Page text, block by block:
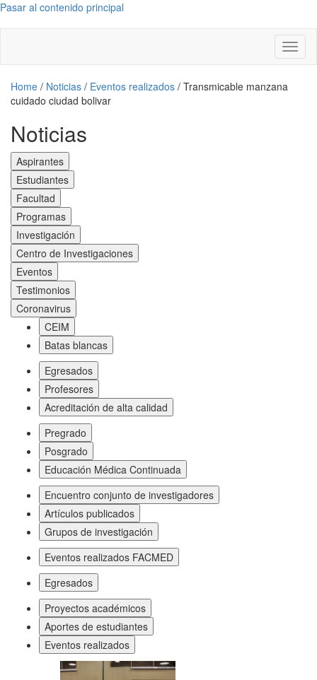
Pasar al contenido principal
Home / Noticias / Eventos realizados / Transmicable manzana
cuidado ciudad bolivar
Noticias
Aspirantes
Estudiantes
Facultad
Programas
Investigación
Centro de Investigaciones
Eventos
Testimonios
Coronavirus
CEIM
Batas blancas
Egresados
Profesores
Acreditación de alta calidad
Pregrado
Posgrado
Educación Médica Continuada
Encuentro conjunto de investigadores
Artículos publicados
Grupos de investigación
Eventos realizados FACMED
Egresados
Proyectos académicos
Aportes de estudiantes
Eventos realizados